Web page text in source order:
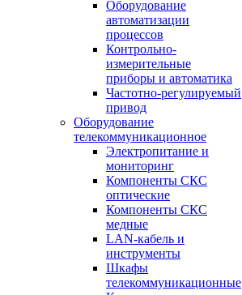
Оборудование
автоматизации
процессов
Контрольно-
измерительные
приборы и автоматика
Частотно-регулируемый
привод
Оборудование
телекоммуникационное
Электропитание и
мониторинг
Компоненты СКС
оптические
Компоненты СКС
медные
LAN-кабель и
инструменты
Шкафы
телекоммуникационные